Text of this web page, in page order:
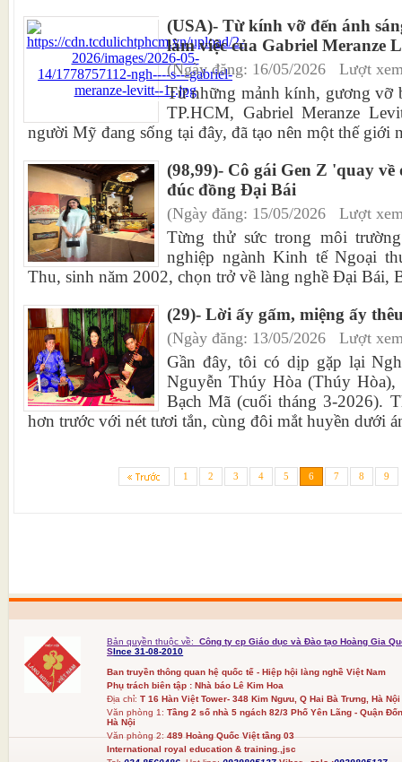
(USA)- Từ kính vỡ đến ánh
làm việc của Gabriel Meranze
(Ngày đăng: 16/05/2026 Lượt
Từ những mảnh kính, gương vỡ
TP.HCM, Gabriel Meranze
người Mỹ đang sống tại đây, đã tạo nên một thế giới
(98,99)- Cô gái Gen Z 'quay
đúc đồng Đại Bái
(Ngày đăng: 15/05/2026 Lượt
Từng thử sức trong môi
nghiệp ngành Kinh tế Ngoại
Thu, sinh năm 2002, chọn trở về làng nghề Đại Bái,
(29)- Lời ấy gấm, miệng ấy
(Ngày đăng: 13/05/2026 Lượt
Gần đây, tôi có dịp gặp lại
Nguyễn Thúy Hòa (Thúy Hòa),
Bạch Mã (cuối tháng 3-2026).
hơn trước với nét tươi tắn, cùng đôi mắt huyền dưới
1 2 3 4 5 6 7 8 9
Bản quyền thuộc về:
Công ty cp Giáo dục và Đào tạo Hoàng Gia
SInce 31-08-2010
Ban truyền thông quan hệ quốc tế - Hiệp hội làng nghề Việt Nam
Phụ trách biên tập : Nhà báo Lê Kim Hoa
Địa chỉ: T 16 Hàn Việt Tower- 348 Kim Ngưu, Q Hai Bà Trưng, Hà Nội
Văn phòng 1:Tầng 2 số nhà 5 ngách 82/3 Phố Yên Lãng - Quận
Hà Nội
Văn phòng 2:489 Hoàng Quốc Việt tầng 03
International royal education & training.,jsc